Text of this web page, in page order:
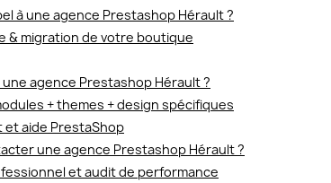
à une agence Prestashop Hérault ?
& migration de votre boutique
agence Prestashop Hérault ?
+ themes + design spécifiques
et aide PrestaShop
une agence Prestashop Hérault ?
et audit de performance